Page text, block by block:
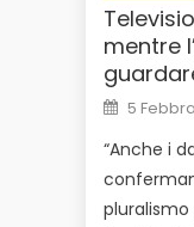
mentre
Posted
on
5
“Anche i